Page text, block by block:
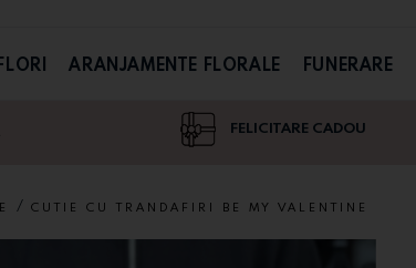
ARANJAMENTE FLORALE FUNERARE
FELICITARE CADOU
/ CUTIE CU TRANDAFIRI BE MY VALENTINE